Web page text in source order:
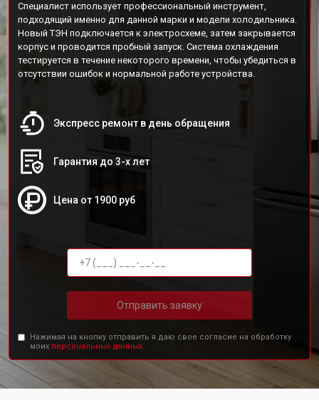
Специалист использует профессиональный инструмент,
подходящий именно для данной марки и модели холодильника.
Новый ТЭН подключается к электросхеме, затем закрывается
корпус и проводится пробный запуск. Система охлаждения
тестируется в течение некоторого времени, чтобы убедиться в
отсутствии ошибок и нормальной работе устройства.
Экспресс ремонт в день обращения
Гарантия до 3-х лет
Цена от 1900 руб
Отправить заявку
Нажимая на кнопку отправить я даю свое согласие на обработку
моих персональных данных.